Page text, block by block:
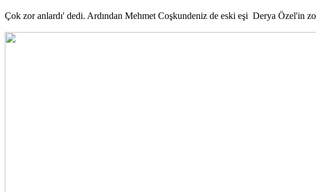
Çok zor anlardı' dedi. Ardından Mehmet Coşkundeniz de eski eşi Derya Özel'in